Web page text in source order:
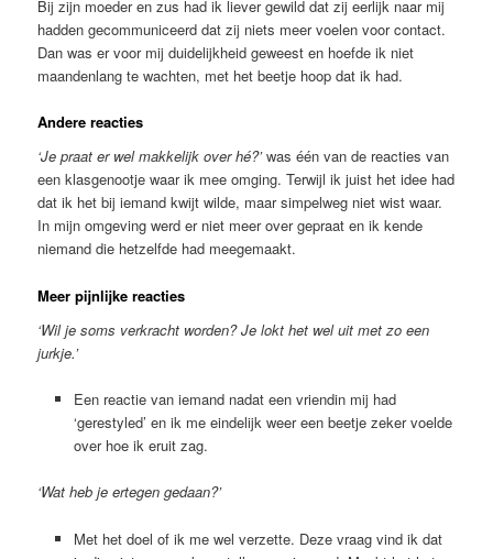
Bij zijn moeder en zus had ik liever gewild dat zij eerlijk naar mij
hadden gecommuniceerd dat zij niets meer voelen voor contact.
Dan was er voor mij duidelijkheid geweest en hoefde ik niet
maandenlang te wachten, met het beetje hoop dat ik had.
Andere reacties
‘Je praat er wel makkelijk over hé?’was één van de reacties van
een klasgenootje waar ik mee omging. Terwijl ik juist het idee had
dat ik het bij iemand kwijt wilde, maar simpelweg niet wist waar.
In mijn omgeving werd er niet meer over gepraat en ik kende
niemand die hetzelfde had meegemaakt.
Meer pijnlijke reacties
‘Wil je soms verkracht worden? Je lokt het wel uit met zo een
jurkje.’
Een reactie van iemand nadat een vriendin mij had
‘gerestyled’ en ik me eindelijk weer een beetje zeker voelde
over hoe ik eruit zag.
‘Wat heb je ertegen gedaan?’
Met het doel of ik me wel verzette. Deze vraag vind ik dat